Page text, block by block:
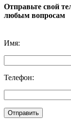
Отправьте свой
любым вопросам
Имя:
Телефон:
Отправить